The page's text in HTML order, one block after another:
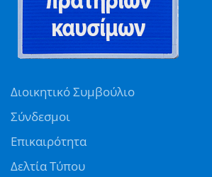
Διοικητικό Συμβούλιο
Σύνδεσμοι
Επικαιρότητα
Δελτία Τύπου